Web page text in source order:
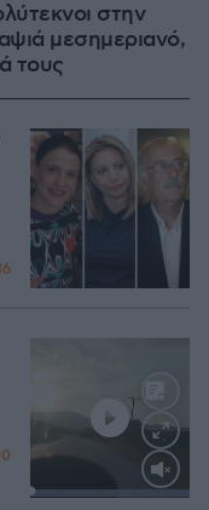
στην
μεσημεριανό,
τους
Loaded: